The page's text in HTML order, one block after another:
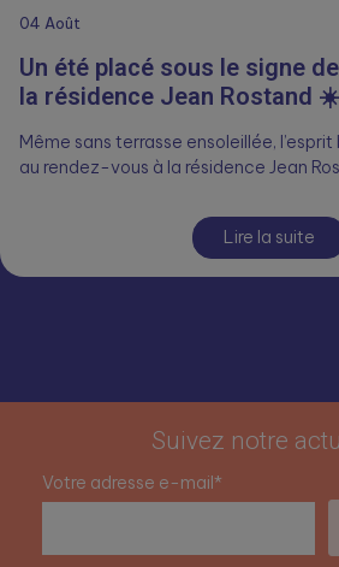
04 Août
Un été placé sous le signe
la résidence Jean Rostand ☀️
Même sans terrasse ensoleillée,
au rendez-vous à la résidence Jean
Lire la suite
Suivez notre
Votre adresse e-mail*